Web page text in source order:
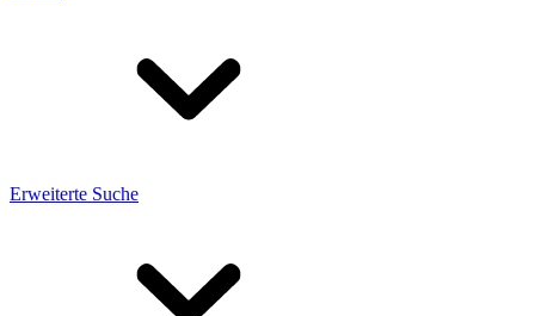
Erweiterte Suche